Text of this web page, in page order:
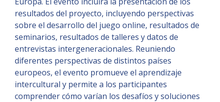
resultados del proyecto, incluyendo perspectivas
sobre el desarrollo del juego online, resultados de
seminarios, resultados de talleres y datos de
entrevistas intergeneracionales. Reuniendo
diferentes perspectivas de distintos países
europeos, el evento promueve el aprendizaje
intercultural y permite a los participantes
comprender cómo varían los desafíos y soluciones